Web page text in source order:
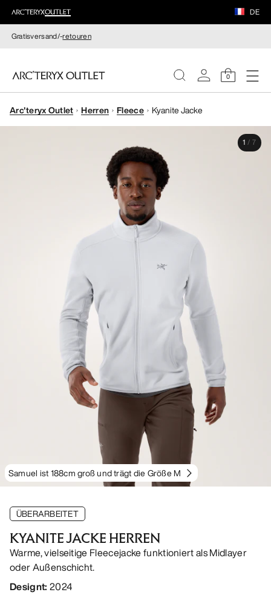
DE
Gratisversand/-retouren
0
DAMEN
Arc'teryx Outlet Herren Fleece Kyanite Jacke
Samuel ist 188cm groß und trägt die Größe M
1 / 7
ÜBERARBEITET
KYANITE JACKE HERREN
Warme, vielseitige Fleecejacke funktioniert als Midlayer
oder Außenschicht.
Designt: 2024